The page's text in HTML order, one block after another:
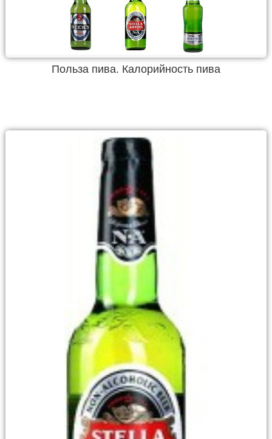
Польза пива. Калорийность пива